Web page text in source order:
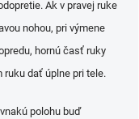
Ak v pravej ruke
nohou, pri výmene
hornú časť ruky
ruku dať úplne pri tele.
polohu buď